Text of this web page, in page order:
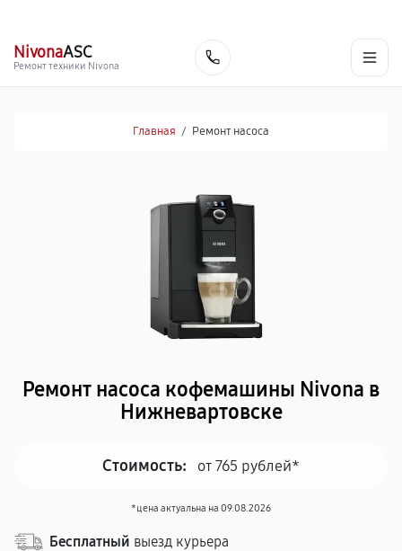
NivonaASC
Ремонт техники Nivona
Главная / Ремонт насоса
Ремонт насоса кофемашины Nivona в
Нижневартовске
Стоимость: от 765 рублей*
*цена актуальна на 09.08.2026
Бесплатный выезд курьера